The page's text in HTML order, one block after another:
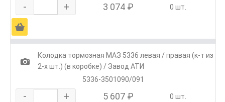
- + 3 074 ₽ 0 шт.
Ä
1
Колодка тормозная МАЗ 5336 левая / правая (к-т из
2-х шт.) (в коробке) / Завод АТИ
5336-3501090/091
- + 5 607 ₽ 0 шт.